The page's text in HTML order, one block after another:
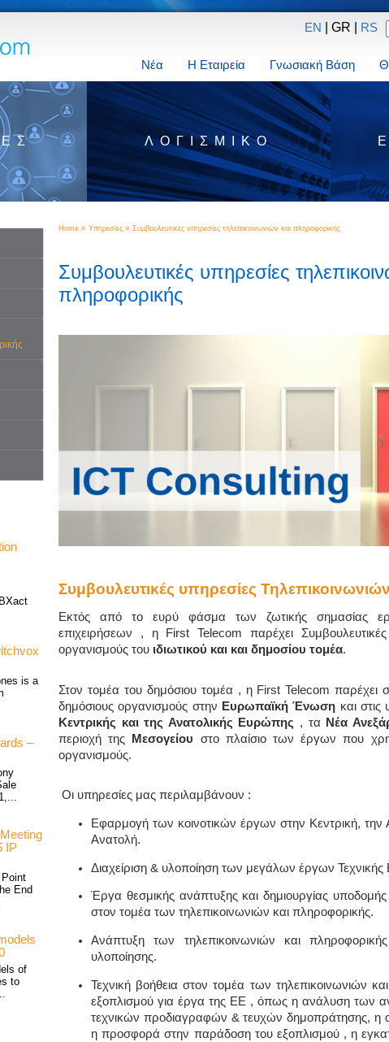
EN | GR | RS
Νέα Η Εταιρεία Γνωσιακή Βάση
ΛΟΓΙΣΜΙΚΌ
is a
–
IP
End
of
to
Home » Υπηρεσίες » Συμβουλευτικές υπηρεσίες τηλεπικοινωνιών και πληροφορικής
Συμβουλευτικές υπηρεσίες
πληροφορικής
Συμβουλευτικές υπηρεσίες
Εκτός από το ευρύ φάσμα των ζωτικής σημασίας
επιχειρήσεων , η First Telecom παρέχει Συμβουλευτικές
οργανισμούς του ιδιωτικού και και δημοσίου τομέα.
Στον τομέα του δημόσιου τομέα , η First Telecom παρέχει
δημόσιους οργανισμούς στην Ευρωπαϊκή Ένωση και
Κεντρικής και της Ανατολικής Ευρώπης , τα Νέα
περιοχή της
Μεσογείου στο πλαίσιο των έργων που
οργανισμούς.
Οι υπηρεσίες μας περιλαμβάνουν :
Εφαρμογή των κοινοτικών έργων στην Κεντρική,
Ανατολή.
Διαχείριση & υλοποίηση των μεγάλων έργων Τεχνικής
Έργα θεσμικής ανάπτυξης και δημιουργίας
στον τομέα των τηλεπικοινωνιών και πληροφορικής.
Ανάπτυξη των τηλεπικοινωνιών και
υλοποίησης.
Τεχνική βοήθεια στον τομέα των τηλεπικοινωνιών
εξοπλισμού για έργα της ΕΕ , όπως η ανάλυση των
τεχνικών προδιαγραφών & τευχών δημοπράτησης, η
η προσφορά στην παράδοση του εξοπλισμού , η